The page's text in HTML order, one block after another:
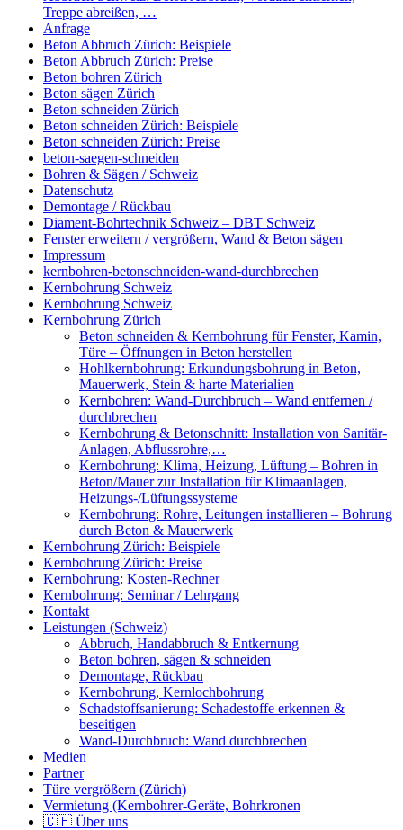
Treppe abreißen, …
Anfrage
Beton Abbruch Zürich: Beispiele
Beton Abbruch Zürich: Preise
Beton bohren Zürich
Beton sägen Zürich
Beton schneiden Zürich
Beton schneiden Zürich: Beispiele
Beton schneiden Zürich: Preise
beton-saegen-schneiden
Bohren & Sägen / Schweiz
Datenschutz
Demontage / Rückbau
Diament-Bohrtechnik Schweiz – DBT Schweiz
Fenster erweitern / vergrößern, Wand & Beton sägen
Impressum
kernbohren-betonschneiden-wand-durchbrechen
Kernbohrung Schweiz
Kernbohrung Schweiz
Kernbohrung Zürich
Beton schneiden & Kernbohrung für Fenster, Kamin,
Türe – Öffnungen in Beton herstellen
Hohlkernbohrung: Erkundungsbohrung in Beton,
Mauerwerk, Stein & harte Materialien
Kernbohren: Wand-Durchbruch – Wand entfernen /
durchbrechen
Kernbohrung & Betonschnitt: Installation von Sanitär-
Anlagen, Abflussrohre,…
Kernbohrung: Klima, Heizung, Lüftung – Bohren in
Beton/Mauer zur Installation für Klimaanlagen,
Heizungs-/Lüftungssysteme
Kernbohrung: Rohre, Leitungen installieren – Bohrung
durch Beton & Mauerwerk
Kernbohrung Zürich: Beispiele
Kernbohrung Zürich: Preise
Kernbohrung: Kosten-Rechner
Kernbohrung: Seminar / Lehrgang
Kontakt
Leistungen (Schweiz)
Abbruch, Handabbruch & Entkernung
Beton bohren, sägen & schneiden
Demontage, Rückbau
Kernbohrung, Kernlochbohrung
Schadstoffsanierung: Schadestoffe erkennen &
beseitigen
Wand-Durchbruch: Wand durchbrechen
Medien
Partner
Türe vergrößern (Zürich)
Vermietung (Kernbohrer-Geräte, Bohrkronen
🇨🇭 Über uns